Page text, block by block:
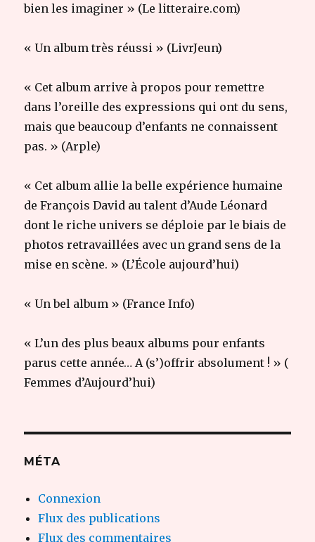
bien les imaginer » (Le litteraire.com)
« Un album très réussi » (LivrJeun)
« Cet album arrive à propos pour remettre
dans l’oreille des expressions qui ont du sens,
mais que beaucoup d’enfants ne connaissent
pas. » (Arple)
« Cet album allie la belle expérience humaine
de François David au talent d’Aude Léonard
dont le riche univers se déploie par le biais de
photos retravaillées avec un grand sens de la
mise en scène. » (L’École aujourd’hui)
« Un bel album » (France Info)
« L’un des plus beaux albums pour enfants
parus cette année… A (s’)offrir absolument ! » (
Femmes d’Aujourd’hui)
MÉTA
Connexion
Flux des publications
Flux des commentaires